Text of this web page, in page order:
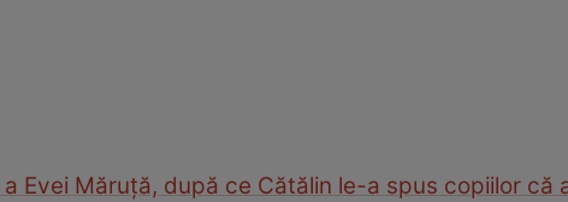
Evei Măruţă, după ce Cătălin le-a spus copiilor că